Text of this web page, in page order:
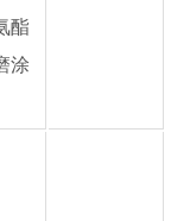
酯
涂